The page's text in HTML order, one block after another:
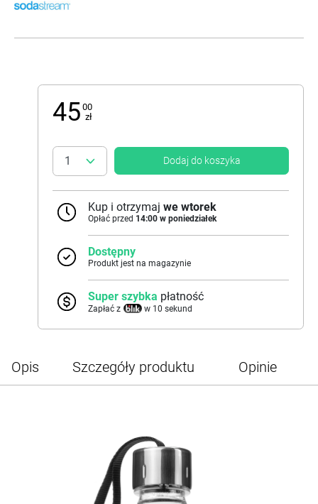
45 00
zł
Dodaj do koszyka
Kup i otrzymaj we wtorek
Opłać przed 14:00 w poniedziałek
Dostępny
Produkt jest na magazynie
Super szybka płatność
Zapłać z w 10 sekund
Opis Szczegóły produktu Opinie